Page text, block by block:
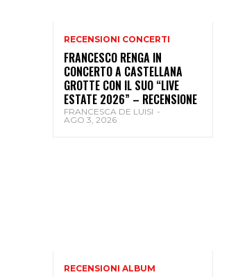
RECENSIONI CONCERTI
FRANCESCO RENGA IN
CONCERTO A CASTELLANA
GROTTE CON IL SUO “LIVE
ESTATE 2026” – RECENSIONE
FRANCESCA DE LUISI -
AGO 3, 2026
RECENSIONI ALBUM